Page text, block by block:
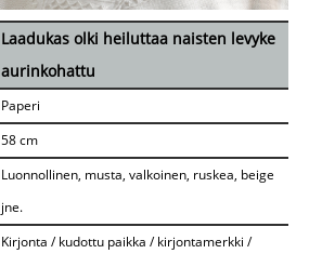
Laadukas olki heiluttaa naisten levyke
aurinkohattu
Paperi
58 cm
Luonnollinen, musta, valkoinen, ruskea, beige
jne.
Kirjonta / kudottu paikka / kirjontamerkki /